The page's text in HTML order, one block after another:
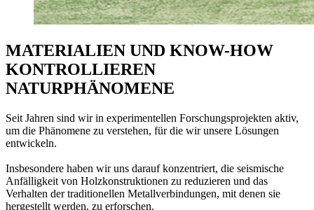
MATERIALIEN UND KNOW-HOW
KONTROLLIEREN
NATURPHÄNOMENE
Seit Jahren sind wir in experimentellen Forschungsprojekten aktiv,
um die Phänomene zu verstehen, für die wir unsere Lösungen
entwickeln.
Insbesondere haben wir uns darauf konzentriert, die seismische
Anfälligkeit von Holzkonstruktionen zu reduzieren und das
Verhalten der traditionellen Metallverbindungen, mit denen sie
hergestellt werden, zu erforschen.